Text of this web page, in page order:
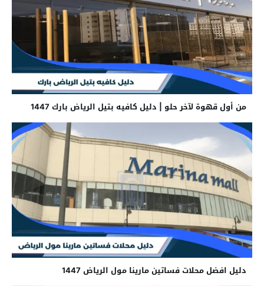
من أول قهوة لآخر حلو | دليل كافيه بتيل الرياض بارك 1447
دليل افضل محلات فساتين مارينا مول الرياض 1447